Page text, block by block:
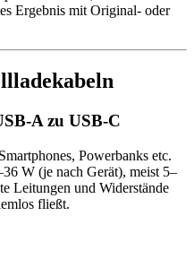
Ergebnis mit Original- oder
A zu USB-C
Powerbanks etc.
W (je nach Gerät), meist 5–
Leitungen und Widerstände
fließt.